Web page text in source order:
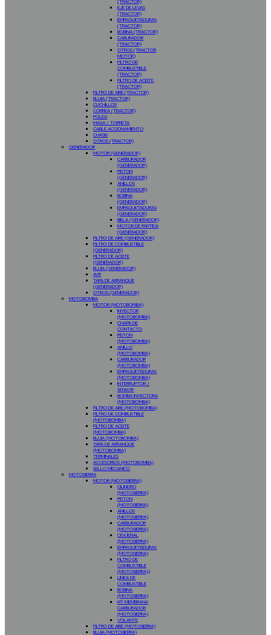
(TRACTOR)
EJE DE LEVAS
(TRACTOR)
EMPAQUETADURAS
(TRACTOR)
BOBINA (TRACTOR)
CABURADOR
(TRACTOR)
OTROS (TRACTOR
MOTOR)
FILTRO DE
COMBUSTIBLE
(TRACTOR)
FILTRO DE ACEITE
(TRACTOR)
FILTRO DE AIRE (TRACTOR)
BUJIA (TRACTOR)
CUCHILLOS
CORREA (TRACTOR)
POLEA
MASA / TORRETA
CABLE ACCIONAMIENTO
CHASIS
OTROS (TRACTOR)
GENERADOR
MOTOR (GENERADOR)
CARBURADOR
(GENERADOR)
PISTON
(GENERADOR)
ANILLOS
(GENERADOR)
BOBINA
(GENERADOR)
EMPAQUETADURAS
(GENERADOR)
BIELA (GENERADOR)
MOTOR DE PARTIDA
(GENERADOR)
FILTRO DE AIRE (GENERADOR)
FILTRO DE COMBUSTIBLE
(GENERADOR)
FILTRO DE ACEITE
(GENERADOR)
BUJIA (GENERADOR)
AVR
TAPA DE ARRANQUE
(GENERADOR)
OTROS (GENERADOR)
MOTOBOMBA
MOTOR (MOTOBOMBA)
INYECTOR
(MOTOBOMBA)
CHAPA DE
CONTACTO
PISTON
(MOTOBOMBA)
ANILLO
(MOTOBOMBA)
CARBURADOR
(MOTOBOMBA)
EMPAQUETADURAS
(MOTOBOMBA)
INTERRUPTOR /
SENSOR
BOMBA INYECTORA
(MOTOBOMBA)
FILTRO DE AIRE (MOTOBOMBA)
FILTRO DE COMBUSTIBLE
(MOTOBOMBA)
FILTRO DE ACEITE
(MOTOBOMBA)
BUJIA (MOTOBOMBA)
TAPA DE ARRANQUE
(MOTOBOMBA)
TERMINALES
ACCESORIOS (MOTOBOMBA)
SELLO MECANICO
MOTOSIERRA
MOTOR (MOTOSIERRA)
CILINDRO
(MOTOSIERRA)
PISTON
(MOTOSIERRA)
ANILLOS
(MOTOSIERRA)
CARBURADOR
(MOTOSIERRA)
CIGÜEÑAL
(MOTOSIERRA)
EMPAQUETADURAS
(MOTOSIERRA)
FILTRO DE
COMBUSTIBLE
(MOTOSIERRA))
LINEA DE
COMBUSTIBLE
BOBINA
(MOTOSIERRA)
KIT MEMBRANA
CARBURADOR
(MOTOSIERRA)
VOLANTE
FILTRO DE AIRE (MOTOSIERRA)
BUJIA (MOTOSIERRA)